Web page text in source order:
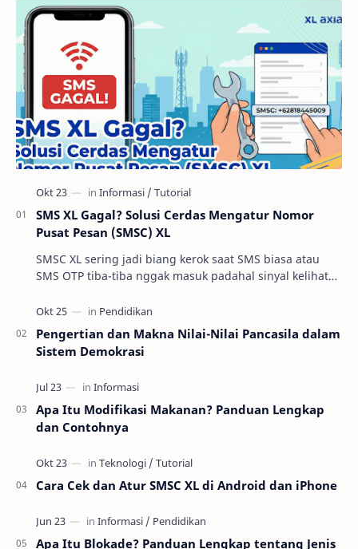
SMS XL Gagal? Solusi Cerdas Mengatur Nomor
Pusat Pesan (SMSC) XL
SMSC XL sering jadi biang kerok saat SMS biasa atau
SMS OTP tiba-tiba nggak masuk padahal sinyal kelihatan
Pengertian dan Makna Nilai-Nilai Pancasila dalam
Sistem Demokrasi
Apa Itu Modifikasi Makanan? Panduan Lengkap
dan Contohnya
Cara Cek dan Atur SMSC XL di Android dan iPhone
Apa Itu Blokade? Panduan Lengkap tentang Jenis